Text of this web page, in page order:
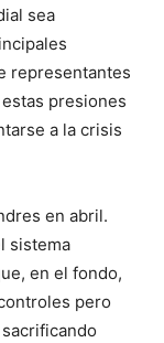
sea
representantes
presiones
a la crisis
en abril.
sistema
en el fondo,
pero